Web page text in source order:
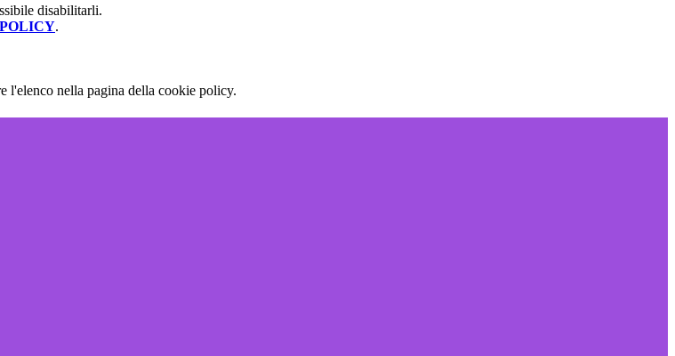
disabilitarli.
.
l'elenco nella pagina della cookie policy.